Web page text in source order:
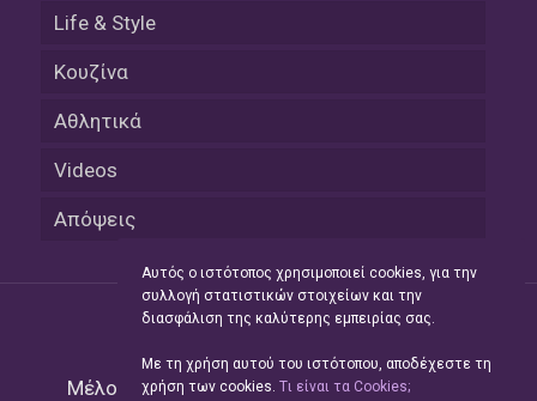
Life & Style
Κουζίνα
Αθλητικά
Videos
Απόψεις
Μέλος του Δικτύου τηςHellas Press Media
Αυτός ο ιστότοπος χρησιμοποιεί cookies, για την
συλλογή στατιστικών στοιχείων και την
διασφάλιση της καλύτερης εμπειρίας σας.
Με τη χρήση αυτού του ιστότοπου, αποδέχεστε τη
χρήση των cookies. Tι είναι τα Cookies;